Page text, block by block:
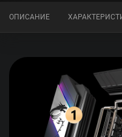
ОПИСАНИЕ